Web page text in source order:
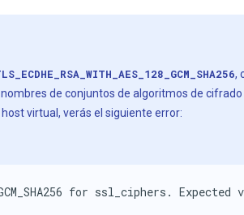
,
de conjuntos de algoritmos de cifrado
virtual, verás el siguiente error:
for ssl_ciphers.